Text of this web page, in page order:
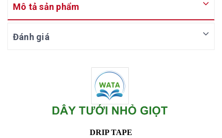
Mô tả sản phẩm
Đánh giá
DRIP TAPE